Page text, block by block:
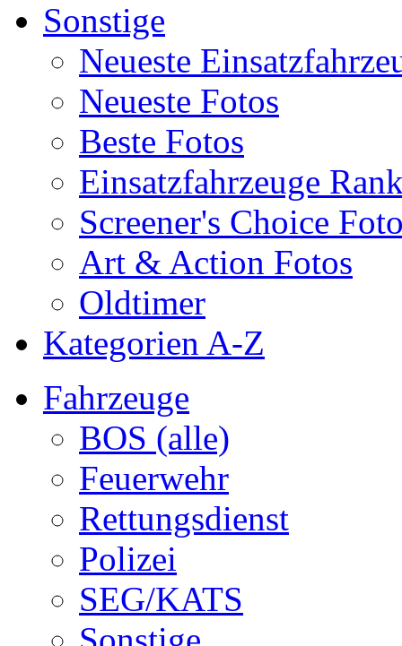
Sonstige
Neueste
Neueste Fotos
Beste Fotos
Einsatzfahrzeuge
Screener's Choice
Art & Action Fotos
Oldtimer
Kategorien A-Z
Fahrzeuge
BOS (alle)
Feuerwehr
Rettungsdienst
Polizei
SEG/KATS